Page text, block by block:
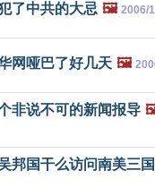
了中共的大忌 🖼️ 2006/
网哑巴了好几天 🖼️
非说不可的新闻报导
邦国干么访问南美三国